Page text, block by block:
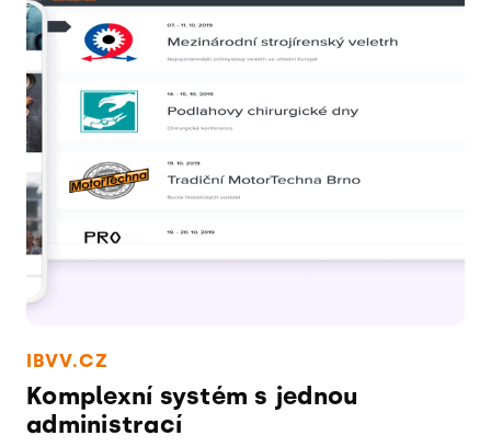
IBVV.CZ
Komplexní systém s jednou
administrací